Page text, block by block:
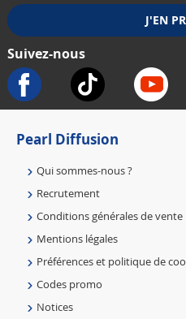
Suivez-nous
Pearl Diffusion
Qui sommes-nous ?
Recrutement
Conditions générales de vente
Mentions légales
Préférences et politique de
Codes promo
Notices